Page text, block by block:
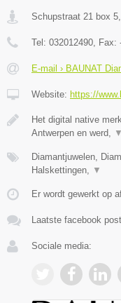
Schupstraat 21 box 5
Tel: 032012490 , Fax:
E-mail › BAUNAT
Website: https://
Het digital native
Antwerpen en werd,
▼
Diamantjuwelen,
Halskettingen,
▼
Er wordt gewerkt op
Laatste facebook
Sociale media: